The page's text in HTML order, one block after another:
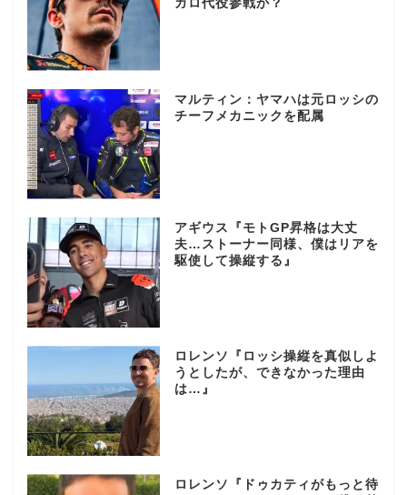
ガロ代役参戦か？
マルティン：ヤマハは元ロッシの
チーフメカニックを配属
アギウス『モトGP昇格は大丈
夫…ストーナー同様、僕はリアを
駆使して操縦する』
ロレンソ『ロッシ操縦を真似しよ
うとしたが、できなかった理由
は…』
ロレンソ『ドゥカティがもっと待